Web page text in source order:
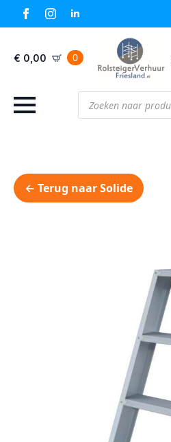
€ 0,00 0
Producten
zoeken
← Terug naar Solide